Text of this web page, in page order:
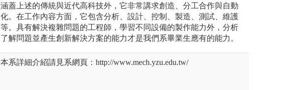
涵蓋上述的傳統與近代高科技外，它非常講求創造、分工合作與自動
化。在工作內容方面，它包含分析、設計、控制、製造、測試、維護
等。具有解決複雜問題的工程師，學習不同設備的製作能力外，分析
了解問題並產生創新解決方案的能力才是我們系畢業生應有的能力。
本系詳細介紹請見系網頁：http://www.mech.yzu.edu.tw/